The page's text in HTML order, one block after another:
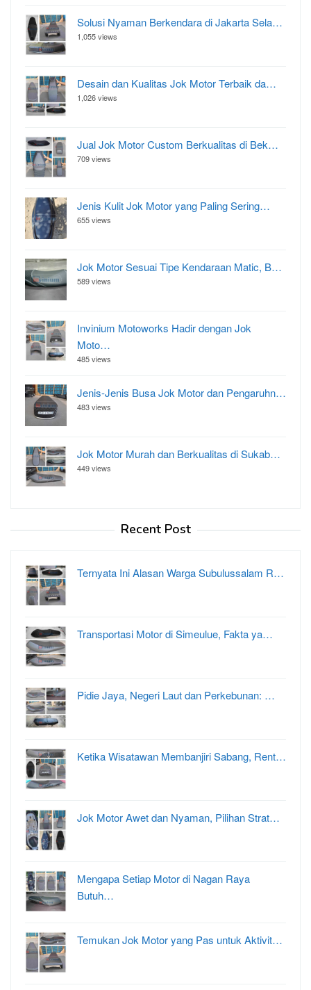
Solusi Nyaman Berkendara di Jakarta Sela…
1,055 views
Desain dan Kualitas Jok Motor Terbaik da…
1,026 views
Jual Jok Motor Custom Berkualitas di Bek…
709 views
Jenis Kulit Jok Motor yang Paling Sering…
655 views
Jok Motor Sesuai Tipe Kendaraan Matic, B…
589 views
Invinium Motoworks Hadir dengan Jok
Moto…
485 views
Jenis-Jenis Busa Jok Motor dan Pengaruhn…
483 views
Jok Motor Murah dan Berkualitas di Sukab…
449 views
Recent Post
Ternyata Ini Alasan Warga Subulussalam R…
Transportasi Motor di Simeulue, Fakta ya…
Pidie Jaya, Negeri Laut dan Perkebunan: …
Ketika Wisatawan Membanjiri Sabang, Rent…
Jok Motor Awet dan Nyaman, Pilihan Strat…
Mengapa Setiap Motor di Nagan Raya
Butuh…
Temukan Jok Motor yang Pas untuk Aktivit…